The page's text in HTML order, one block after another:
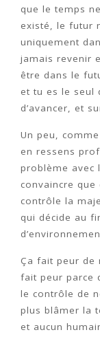
que le temps
existé, le futur
uniquement
jamais revenir
être dans le
et tu es le seul
d’avancer, et
Un peu,
en ressens
problème avec
convaincre que
contrôle la
qui décide au
Ça fait peur de
fait peur parce
le contrôle de
plus blâmer la
et aucun